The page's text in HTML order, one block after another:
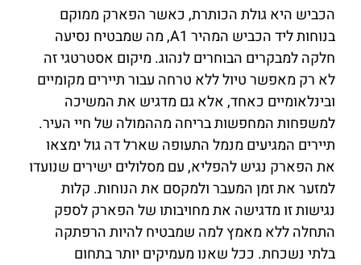
הכביש היא גולת הכותרת, כאשר הפארק ממוקם
בנוחות ליד הכביש המהיר A1, מה שמבטיח נסיעה
חלקה למבקרים הבוחרים לנהוג. מיקום אסטרטגי זה
לא רק מאפשר טיול ללא טרחה עבור תיירים מקומיים
ובינלאומיים כאחד, אלא גם מדגיש את המשיכה
למשפחות המחפשות בריחה מההמולה של חיי העיר.
תיירים המגיעים מנמל התעופה שארל דה גול ימצאו
את הפארק נגיש להפליא, עם מסלולים ישירים שנועדו
למזער את זמן המעבר ולמקסם את הנוחות. קלות
נגישות זו מדגישה את מחויבותו של הפארק לספק
התחלה ללא מאמץ למה שמבטיח להיות הרפתקה
בלתי נשכחת. ככל שאנו מעמיקים יותר בתחום